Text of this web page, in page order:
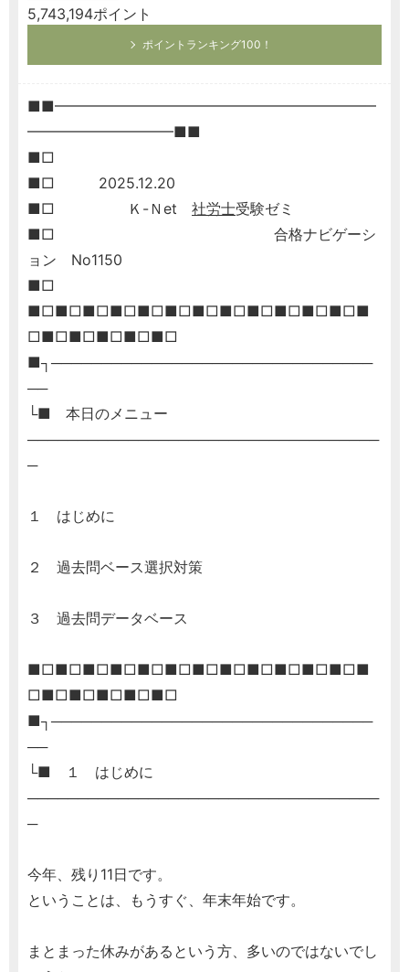
5,743,194ポイント
ポイントランキング100！
■■━━━━━━━━━━━━━━━━━━━━━━
━━━━━━━━━━■■
■□
■□ 2025.12.20
■□ Ｋ-Ｎet 社労士受験ゼミ
■□ 合格ナビゲーシ
ョン No1150
■□
■□■□■□■□■□■□■□■□■□■□■□■□■
□■□■□■□■□■□
■┐────────────────────────────────
──
└■ 本日のメニュー
───────────────────────────────────
─
１ はじめに
２ 過去問ベース選択対策
３ 過去問データベース
■□■□■□■□■□■□■□■□■□■□■□■□■
□■□■□■□■□■□
■┐────────────────────────────────
──
└■ １ はじめに
───────────────────────────────────
─
今年、残り11日です。
ということは、もうすぐ、年末年始です。
まとまった休みがあるという方、多いのではないでし